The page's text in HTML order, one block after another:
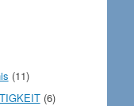
(11)
(6)